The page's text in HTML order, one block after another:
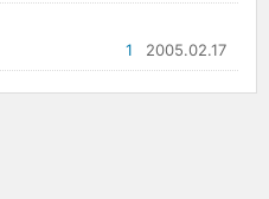
2005.02.17
1